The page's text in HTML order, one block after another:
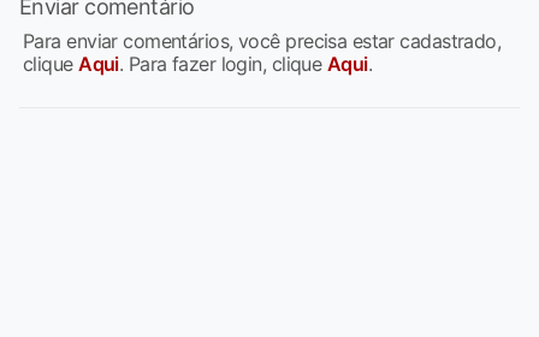
Enviar comentário
Para enviar comentários, você precisa estar cadastrado,
cliqueAqui. Para fazer login, clique Aqui.